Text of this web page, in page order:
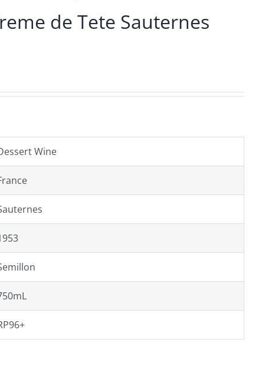
de Tete Sauternes
Wine